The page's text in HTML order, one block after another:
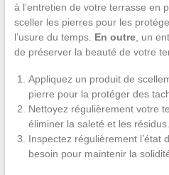
à l’entretien de votre terrasse en
sceller les pierres pour les
l’usure du temps. En outre, un
de préserver la beauté de votre
Appliquez un produit de
pierre pour la protéger des
Nettoyez régulièrement votre
éliminer la saleté et les résidus.
Inspectez régulièrement l’état
besoin pour maintenir la